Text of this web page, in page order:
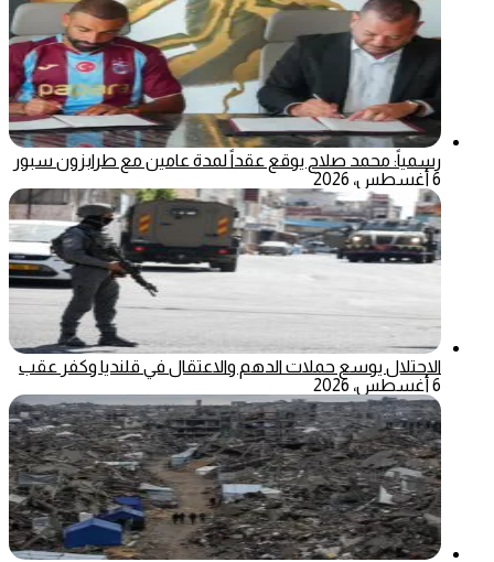
رسمياً: محمد صلاح يوقع عقداً لمدة عامين مع طرابزون سبور
6 أغسطس، 2026
الاحتلال يوسع حملات الدهم والاعتقال في قلنديا وكفر عقب
6 أغسطس، 2026